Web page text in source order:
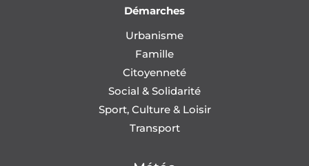
Démarches
Urbanisme
Famille
Citoyenneté
Social & Solidarité
Sport, Culture & Loisir
Transport